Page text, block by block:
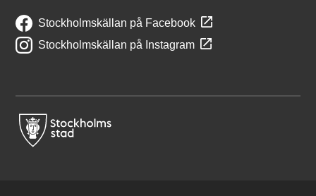
Stockholmskällan på Facebook
Stockholmskällan på Instagram